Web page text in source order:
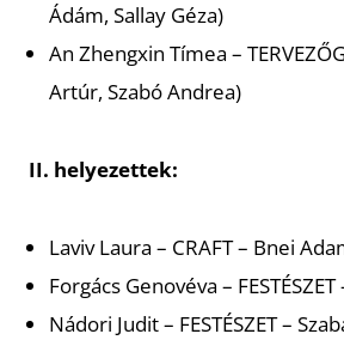
Ádám, Sallay Géza)
An Zhengxin Tímea –
Artúr, Szabó Andrea)
II. helyezettek:
Laviv Laura – CRAFT– Bnei
Forgács Genovéva – FESTÉSZET
Nádori Judit – FESTÉSZET–